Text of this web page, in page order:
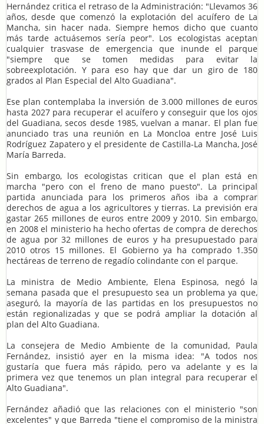
Hernández critica el retraso de la Administración: "Llevamos 36
años, desde que comenzó la explotación del acuífero de La
Mancha, sin hacer nada. Siempre hemos dicho que cuanto
más tarde actuásemos sería peor". Los ecologistas aceptan
cualquier trasvase de emergencia que inunde el parque
"siempre que se tomen medidas para evitar la
sobreexplotación. Y para eso hay que dar un giro de 180
grados al Plan Especial del Alto Guadiana".
Ese plan contemplaba la inversión de 3.000 millones de euros
hasta 2027 para recuperar el acuífero y conseguir que los ojos
del Guadiana, secos desde 1985, vuelvan a manar. El plan fue
anunciado tras una reunión en La Moncloa entre José Luis
Rodríguez Zapatero y el presidente de Castilla-La Mancha, José
María Barreda.
Sin embargo, los ecologistas critican que el plan está en
marcha "pero con el freno de mano puesto". La principal
partida anunciada para los primeros años iba a comprar
derechos de agua a los agricultores y tierras. La previsión era
gastar 265 millones de euros entre 2009 y 2010. Sin embargo,
en 2008 el ministerio ha hecho ofertas de compra de derechos
de agua por 32 millones de euros y ha presupuestado para
2010 otros 15 millones. El Gobierno ya ha comprado 1.350
hectáreas de terreno de regadío colindante con el parque.
La ministra de Medio Ambiente, Elena Espinosa, negó la
semana pasada que el presupuesto sea un problema ya que,
aseguró, la mayoría de las partidas en los presupuestos no
están regionalizadas y que se podrá ampliar la dotación al
plan del Alto Guadiana.
La consejera de Medio Ambiente de la comunidad, Paula
Fernández, insistió ayer en la misma idea: "A todos nos
gustaría que fuera más rápido, pero va adelante y es la
primera vez que tenemos un plan integral para recuperar el
Alto Guadiana".
Fernández añadió que las relaciones con el ministerio "son
excelentes" y que Barreda "tiene el compromiso de la ministra